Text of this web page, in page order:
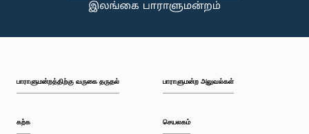
பாராளுமன்றத்திற்கு வருகை தருதல்
கற்க
பாராளுமன்ற அலுவல்கள்
செயலகம்